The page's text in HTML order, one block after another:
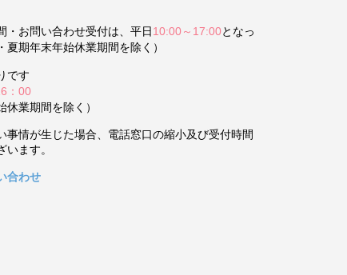
・お問い合わせ受付は、平日10:00～17:00となっ
期年末年始休業期間を除く）
です
：00
休業期間を除く）
情が生じた場合、電話窓口の縮小及び受付時間
ます。
合わせ